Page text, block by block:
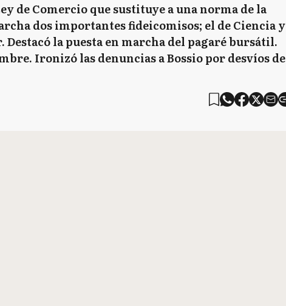
de Comercio que sustituye a una norma de la
dos importantes fideicomisos; el de Ciencia y
la puesta en marcha del pagaré bursátil.
Ironizó las denuncias a Bossio por desvíos de